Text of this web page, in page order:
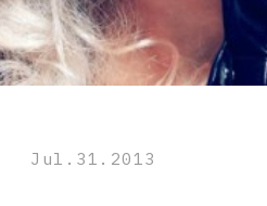
Jul.31.2013